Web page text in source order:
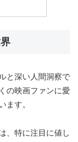
と深い人間洞察で
の映画ファンに愛
ます。
、特に注目に値し